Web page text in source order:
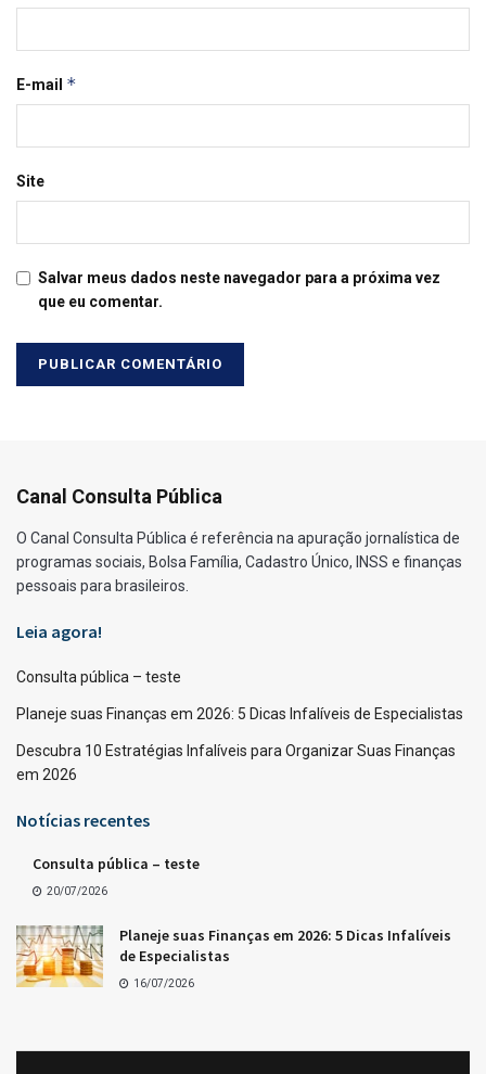
E-mail *
Site
Salvar meus dados neste navegador para a próxima vez
que eu comentar.
Canal Consulta Pública
O Canal Consulta Pública é referência na apuração jornalística de
programas sociais, Bolsa Família, Cadastro Único, INSS e finanças
pessoais para brasileiros.
Leia agora!
Consulta pública – teste
Planeje suas Finanças em 2026: 5 Dicas Infalíveis de Especialistas
Descubra 10 Estratégias Infalíveis para Organizar Suas Finanças
em 2026
Notícias recentes
Consulta pública – teste
20/07/2026
Planeje suas Finanças em 2026: 5 Dicas Infalíveis
de Especialistas
16/07/2026